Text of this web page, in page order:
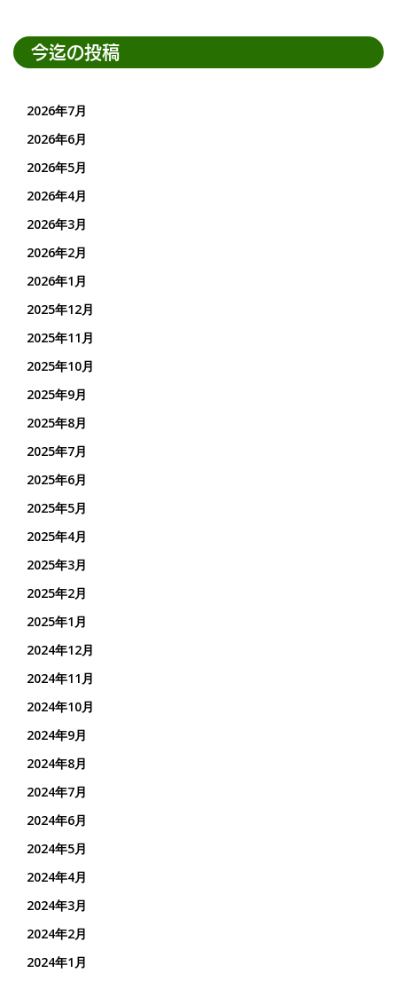
今迄の投稿
2026年7月
2026年6月
2026年5月
2026年4月
2026年3月
2026年2月
2026年1月
2025年12月
2025年11月
2025年10月
2025年9月
2025年8月
2025年7月
2025年6月
2025年5月
2025年4月
2025年3月
2025年2月
2025年1月
2024年12月
2024年11月
2024年10月
2024年9月
2024年8月
2024年7月
2024年6月
2024年5月
2024年4月
2024年3月
2024年2月
2024年1月